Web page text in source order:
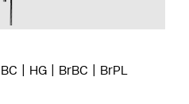
BC HG BrBC BrPL